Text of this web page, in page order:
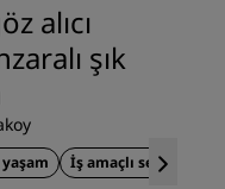
atın
alıcı
şık
İş amaçlı seyahatler